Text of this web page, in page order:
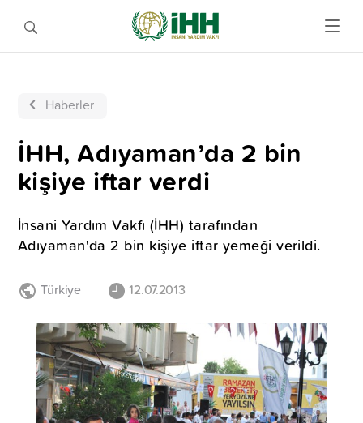
Haberler
İHH, Adıyaman’da 2 bin
kişiye iftar verdi
İnsani Yardım Vakfı (İHH) tarafından
Adıyaman'da 2 bin kişiye iftar yemeği verildi.
Türkiye 12.07.2013